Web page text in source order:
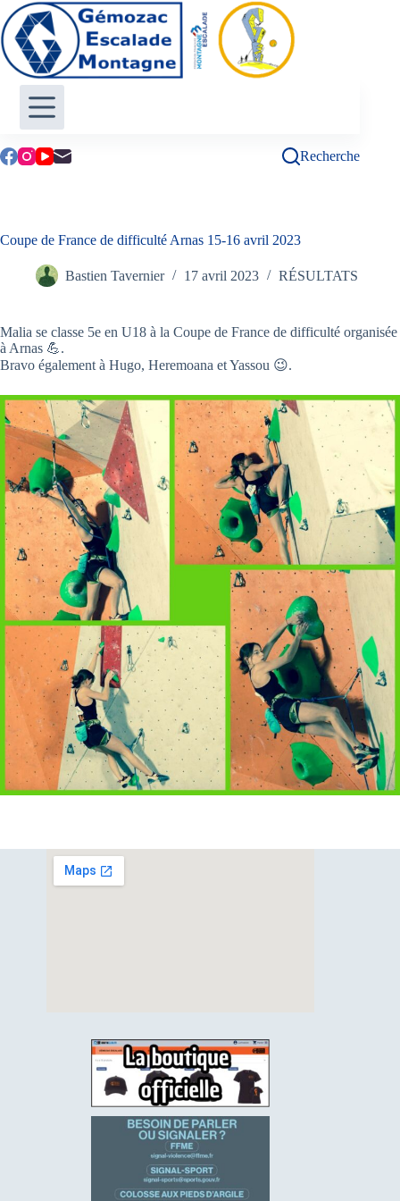
Passer
au
contenu
Recherche
Coupe de France de difficulté Arnas 15-16 avril 2023
Bastien Tavernier 17 avril 2023 RÉSULTATS
Malia se classe 5e en U18 à la Coupe de France de difficulté organisée
à Arnas 💪.
Bravo également à Hugo, Heremoana et Yassou 😉.